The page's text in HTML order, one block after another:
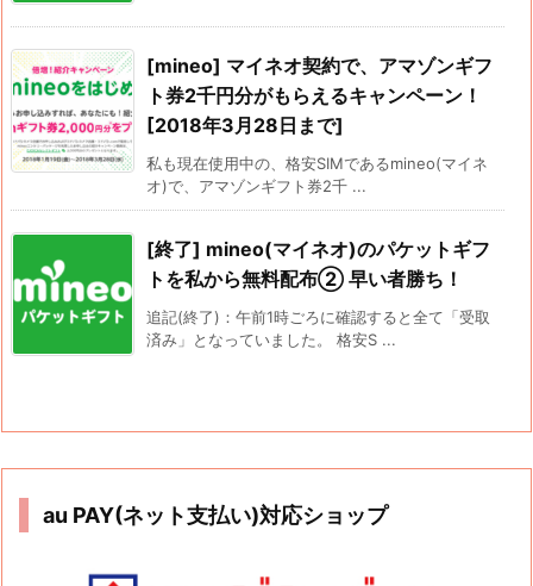
[mineo] マイネオ契約で、アマゾンギフ
ト券2千円分がもらえるキャンペーン！
[2018年3月28日まで]
私も現在使用中の、格安SIMであるmineo(マイネ
オ)で、アマゾンギフト券2千 ...
[終了] mineo(マイネオ)のパケットギフ
トを私から無料配布② 早い者勝ち！
追記(終了)：午前1時ごろに確認すると全て「受取
済み」となっていました。 格安S ...
au PAY(ネット支払い)対応ショップ